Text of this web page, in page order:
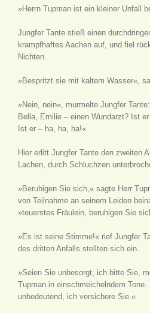
»Herrn Tupman ist ein kleiner Unfall
Jungfer Tante stieß einen
krampfhaftes Aachen auf, und fiel
Nichten.
»Bespritzt sie mit kaltem Wasser«,
»Nein, nein«, murmelte Jungfer
Bella, Emilie – einen Wundarzt? Ist
Ist er – ha, ha, ha!«
Hier erlitt Jungfer Tante den zweiten
Lachen, durch Schluchzen
»Beruhigen Sie sich,« sagte Herr
von Teilnahme an seinem Leiden
»teuerstes Fräulein, beruhigen Sie
»Es ist seine Stimme!« rief Jungfer
des dritten Anfalls stellten sich ein.
»Seien Sie unbesorgt, ich bitte Sie,
Tupman in einschmeichelndem
unbedeutend, ich versichere Sie.«